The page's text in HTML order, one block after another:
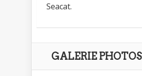
Seacat.
GALERIE PHOTOS